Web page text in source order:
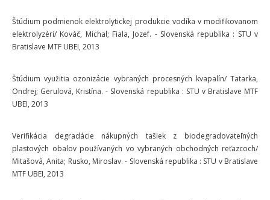
Štúdium podmienok elektrolytickej produkcie vodíka v modifikovanom
elektrolyzéri/ Kováč, Michal; Fiala, Jozef. - Slovenská republika : STU v
Bratislave MTF UBEI, 2013
Štúdium využitia ozonizácie vybraných procesných kvapalín/ Tatarka,
Ondrej; Gerulová, Kristína. - Slovenská republika : STU v Bratislave MTF
UBEI, 2013
Verifikácia degradácie nákupných tašiek z biodegradovateľných
plastových obalov používaných vo vybraných obchodných reťazcoch/
Mitašová, Anita; Rusko, Miroslav. - Slovenská republika : STU v Bratislave
MTF UBEI, 2013